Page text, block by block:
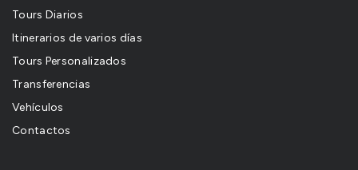
Tours Diarios
Itinerarios de varios días
Tours Personalizados
Transferencias
Vehículos
Contactos